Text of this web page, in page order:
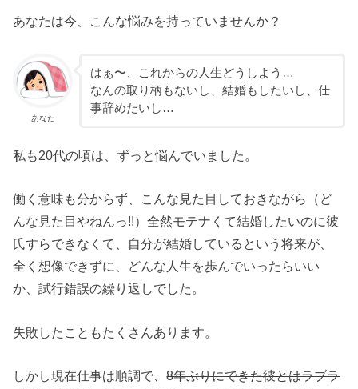
あなたは今、こんな悩みを持っていませんか？
あなた
はぁ〜、これからの人生どうしよう…
なんの取り柄もないし、結婚もしたいし、仕
事辞めたいし…
私も20代の頃は、ずっと悩んでいました。
働く意味も分からず、こんな見た目しておきながら（ど
んな見た目やねんっ!!）全然モテナくて結婚したいのに彼
氏すらできなくて、自分が結婚しているという将来が、
全く想像できずに、どんな人生を歩んでいったらいい
か、試行錯誤の繰り返しでした。
失敗したこともたくさんあります。
しかし現在仕事は順調で、8年ぶりにできた彼とはラブラ